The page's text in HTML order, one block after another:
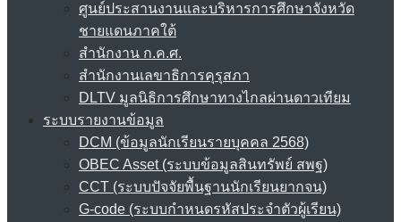
ศูนย์ประสานงานและบริหารการศึกษาจังหวัด
ชายแดนภาคใต้
สำนักงาน ก.ค.ศ.
สำนักงานเลขาธิการคุรุสภา
DLTV มูลนิธิการศึกษาทางไกลผ่านดาวเทียม
ระบบรายงานข้อมูล
DCM (ข้อมูลนักเรียนรายบุคคล 2568)
OBEC Asset (ระบบข้อมูลสินทรัพย์ สพฐ)
CCT (ระบบปัจจัยพื้นฐานนักเรียนยากจน)
G-code (ระบบกำหนดรหัสประจำตัวผู้เรียน)